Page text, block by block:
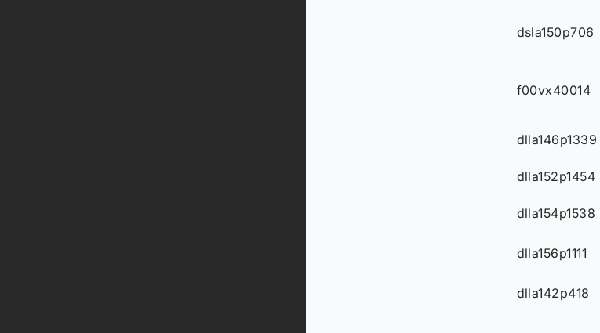
dsla150p706
f00vx40014
dlla146p1339
dlla152p1454
dlla154p1538
dlla156p1111
dlla142p418